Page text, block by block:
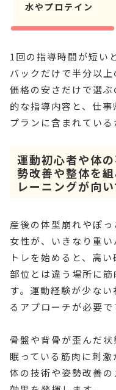
水やプロテイン
1回の指導時間が短い
バックだけで半分以上
価格の安さだけで選
的な指導内容と、仕
プランに含まれている
運動初心者や体
勢改善や整体を
レーニングが向
産後の体型崩れやぽ
女性が、いきなり重
トレを始めると、高
部位とは違う場所に
す。運動経験が少な
るアプローチが必要で
骨盤や背骨が歪んだ状
眠っている筋肉に刺
体の技術や姿勢改善